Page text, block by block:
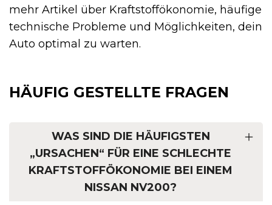
mehr Artikel über Kraftstoffökonomie, häufige
technische Probleme und Möglichkeiten, dein
Auto optimal zu warten.
HÄUFIG GESTELLTE FRAGEN
WAS SIND DIE HÄUFIGSTEN
„URSACHEN“ FÜR EINE SCHLECHTE
KRAFTSTOFFÖKONOMIE BEI EINEM
NISSAN NV200?